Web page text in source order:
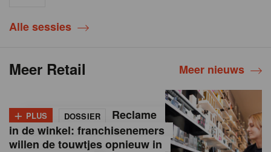
Alle sessies
Meer Retail Meer nieuws
+ PLUS DOSSIER
Reclame
in de winkel: franchisenemers
willen de touwtjes opnieuw in